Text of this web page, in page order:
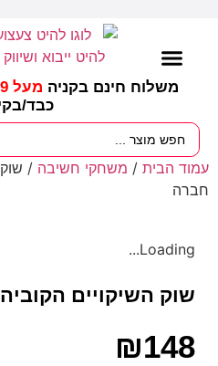
משלוח חינם בקניה מעל 799 ש"ח
כבד/
עמוד הבית / משחקי חשיבה /
חברה
Loading...
שוק השיקויים
₪148